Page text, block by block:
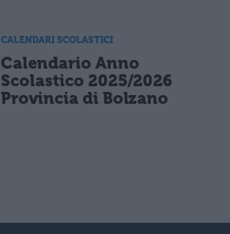
CALENDARI SCOLASTICI
Calendario Anno
Scolastico 2025/2026
Provincia di Bolzano